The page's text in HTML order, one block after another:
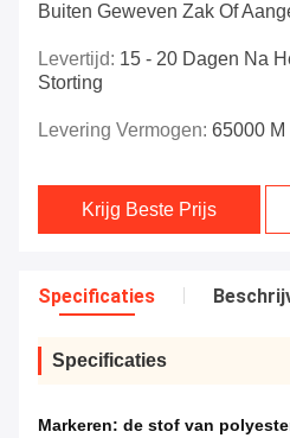
Buiten Geweven Zak Of
Levertijd: 15 - 20 Dagen Na
Storting
Levering Vermogen: 65000 M
Krijg Beste Prijs
Specificaties
Specificaties
Markeren: de stof van